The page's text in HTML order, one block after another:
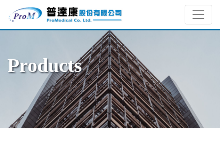
Products